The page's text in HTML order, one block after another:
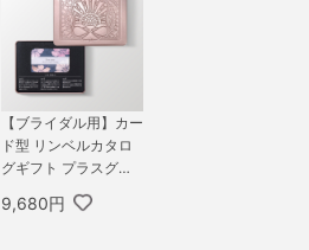
【ブライダル用】カー
ド型 リンベルカタロ
グギフト プラスグル
円コース カシオペア
9,680円